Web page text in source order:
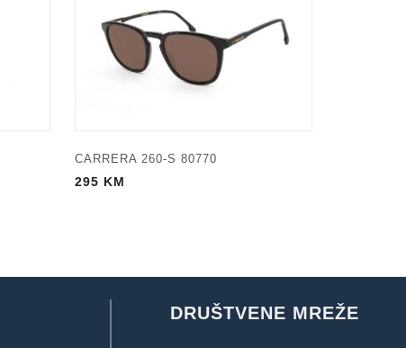
CARRERA 260-S 80770
295 KM
DRUŠTVENE MREŽE